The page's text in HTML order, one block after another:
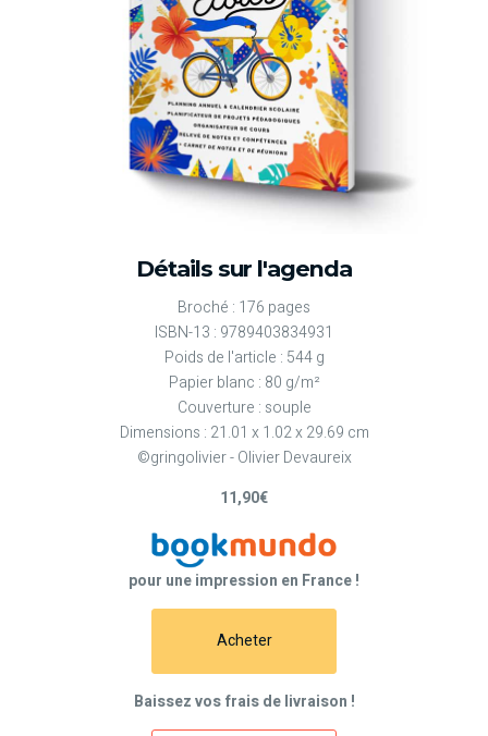
Détails sur l'agenda
Broché : 176 pages
ISBN-13 : 9789403834931
Poids de l'article : 544 g
Papier blanc : 80 g/m²
Couverture : souple
Dimensions : 21.01 x 1.02 x 29.69 cm
©gringolivier - Olivier Devaureix
11,90€
pour une impression en France !
Acheter
Baissez vos frais de livraison !